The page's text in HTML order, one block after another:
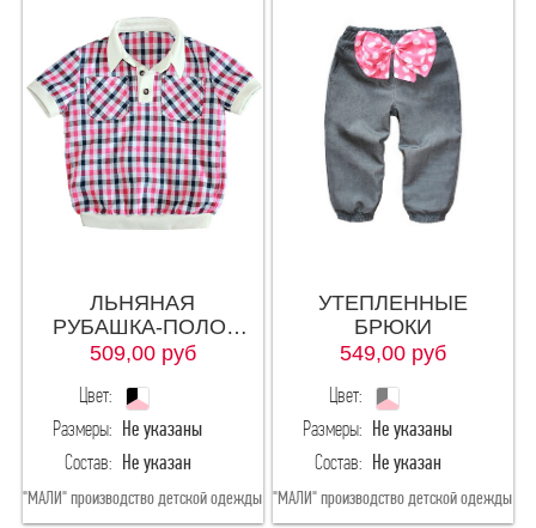
ЛЬНЯНАЯ
РУБАШКА-ПОЛО/
короткий рукав
509,00руб
Цвет:
Размеры: Не указаны
Состав: Не указан
"МАЛИ" производство детской одежды
УТЕПЛЕННЫЕ
БРЮКИ
549,00руб
Цвет:
Размеры: Не указаны
Состав: Не указан
"МАЛИ" производство детской одежды